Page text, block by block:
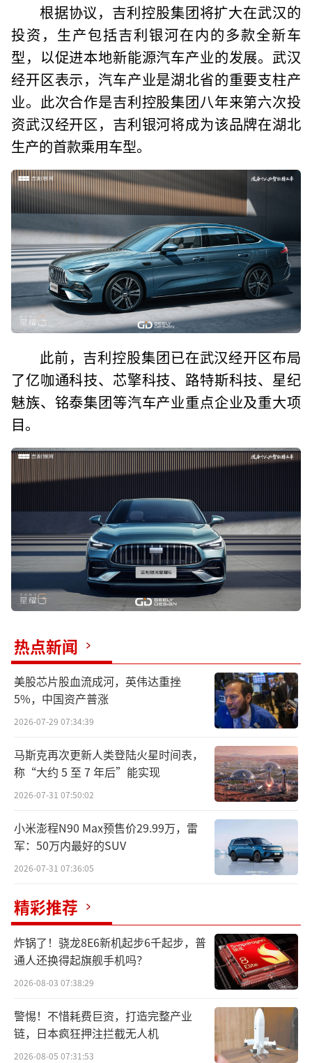
根据协议，吉利控股集团将扩大在武汉的
投资，生产包括吉利银河在内的多款全新车
型，以促进本地新能源汽车产业的发展。武汉
经开区表示，汽车产业是湖北省的重要支柱产
业。此次合作是吉利控股集团八年来第六次投
资武汉经开区，吉利银河将成为该品牌在湖北
生产的首款乘用车型。
此前，吉利控股集团已在武汉经开区布局
了亿咖通科技、芯擎科技、路特斯科技、星纪
魅族、铭泰集团等汽车产业重点企业及重大项
目。
热点新闻
美股芯片股血流成河，英伟达重挫
5%，中国资产普涨
2026-07-29 07:34:39
马斯克再次更新人类登陆火星时间表，
称“大约 5 至 7 年后”能实现
2026-07-31 07:50:02
小米澎程N90 Max预售价29.99万，雷
军：50万内最好的SUV
2026-07-31 07:36:05
精彩推荐
炸锅了！骁龙8E6新机起步6千起步，普
通人还换得起旗舰手机吗？
2026-08-03 07:38:29
警惕！不惜耗费巨资，打造完整产业
链，日本疯狂押注拦截无人机
2026-08-05 07:31:53